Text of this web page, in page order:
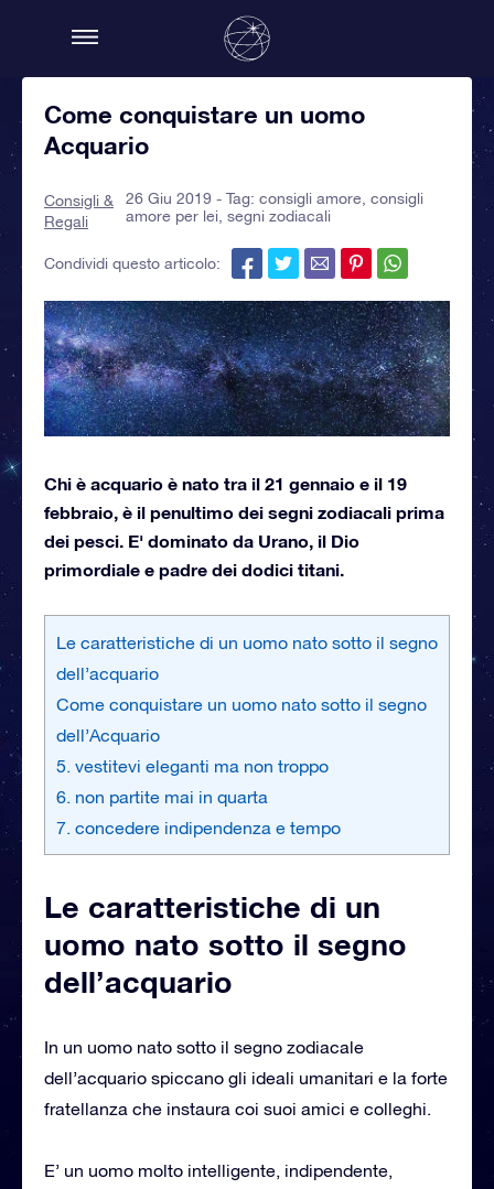
Come conquistare un uomo
Acquario
Consigli &
Regali
26 Giu 2019 - Tag: consigli amore consigli
amore per lei, segni zodiacali
Condividi questo articolo:
Chi è acquario è nato tra il 21 gennaio e il 19
febbraio, è il penultimo dei segni zodiacali prima
dei pesci. E' dominato da Urano, il Dio
primordiale e padre dei dodici titani.
Le caratteristiche di un uomo nato sotto il segno
dell’acquario
Come conquistare un uomo nato sotto il segno
dell’Acquario
5. vestitevi eleganti ma non troppo
6. non partite mai in quarta
7. concedere indipendenza e tempo
Le caratteristiche di un
uomo nato sotto il segno
dell’acquario
In un uomo nato sotto il segno zodiacale
dell’acquario spiccano gli ideali umanitari e la forte
fratellanza che instaura coi suoi amici e colleghi.
E’ un uomo molto intelligente, indipendente,